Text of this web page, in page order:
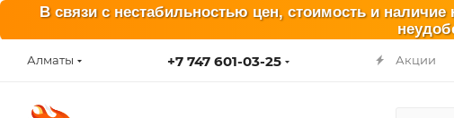
В связи с нестабильностью цен, стоимость и
Алматы +7 747 601-03-25 Акции